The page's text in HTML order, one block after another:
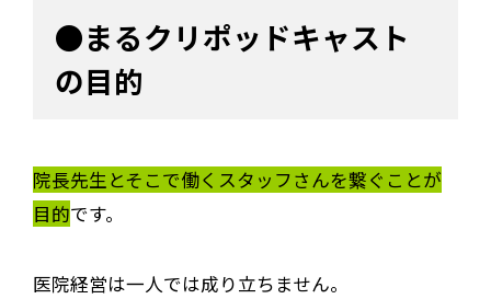
●まるクリポッドキャスト
の目的
院長先生とそこで働くスタッフさんを繋ぐことが
目的です。
医院経営は一人では成り立ちません。